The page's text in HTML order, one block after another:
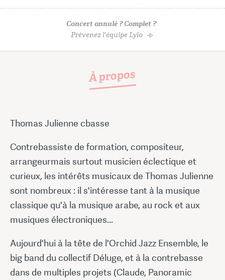
Concert annulé ? Complet ?
Prévenez l'équipe Lylo
À propos
Thomas Julienne cbasse
Contrebassiste de formation, compositeur,
arrangeurmais surtout musicien éclectique et
curieux, les intérêts musicaux de Thomas Julienne
sont nombreux : il s'intéresse tant à la musique
classique qu'à la musique arabe, au rock et aux
musiques électroniques...
Aujourd'hui à la tête de l'Orchid Jazz Ensemble, le
big band du collectif Déluge, et à la contrebasse
dans de multiples projets (Claude, Panoramic